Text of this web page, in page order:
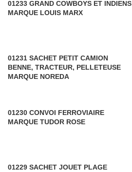
01233 GRAND COWBOYS ET INDIENS
MARQUE LOUIS MARX
01231 SACHET PETIT CAMION
BENNE, TRACTEUR, PELLETEUSE
MARQUE NOREDA
01230 CONVOI FERROVIAIRE
MARQUE TUDOR ROSE
01229 SACHET JOUET PLAGE